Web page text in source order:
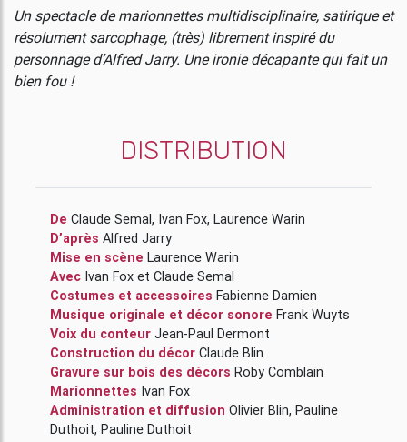
Un spectacle de marionnettes multidisciplinaire, satirique et
résolument sarcophage, (très) librement inspiré du
personnage d’Alfred Jarry. Une ironie décapante qui fait un
bien fou !
DISTRIBUTION
De Claude Semal, Ivan Fox, Laurence Warin
D’après Alfred Jarry
Mise en scène Laurence Warin
Avec
Ivan Fox et Claude Semal
Costumes et accessoires Fabienne Damien
Musique originale et décor sonore Frank Wuyts
Voix du conteur Jean-Paul Dermont
Construction du décor Claude Blin
Gravure sur bois des décors Roby Comblain
Marionnettes
Ivan Fox
Administration et diffusion Olivier Blin, Pauline
Duthoit, Pauline Duthoit